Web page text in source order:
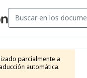
parcialmente a
automática.